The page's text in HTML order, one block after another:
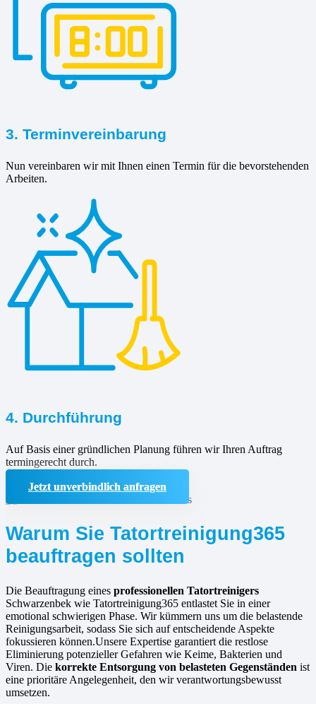
3. Terminvereinbarung
Nun vereinbaren wir mit Ihnen einen Termin für die bevorstehenden
Arbeiten.
4. Durchführung
Auf Basis einer gründlichen Planung führen wir Ihren Auftrag
termingerecht durch.
Jetzt unverbindlich anfragen
Warum Sie Tatortreinigung365
beauftragen sollten
Die Beauftragung eines professionellen Tatortreinigers
Schwarzenbek wie Tatortreinigung365 entlastet Sie in einer
emotional schwierigen Phase. Wir kümmern uns um die belastende
Reinigungsarbeit, sodass Sie sich auf entscheidende Aspekte
fokussieren können.Unsere Expertise garantiert die restlose
Eliminierung potenzieller Gefahren wie Keime, Bakterien und
Viren. Die korrekte Entsorgung von belasteten Gegenständen ist
eine prioritäre Angelegenheit, den wir verantwortungsbewusst
umsetzen.